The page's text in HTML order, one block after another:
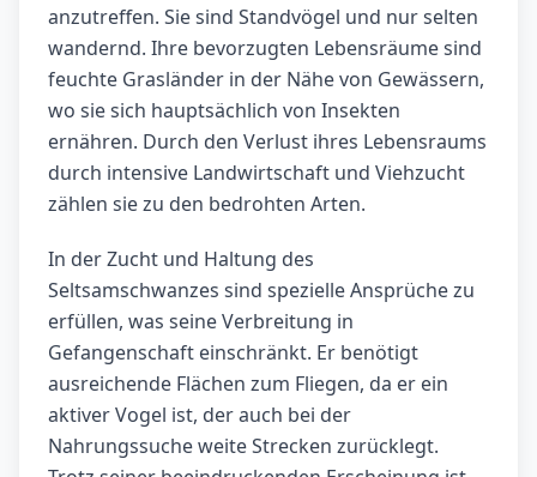
anzutreffen. Sie sind Standvögel und nur selten
wandernd. Ihre bevorzugten Lebensräume sind
feuchte Grasländer in der Nähe von Gewässern,
wo sie sich hauptsächlich von Insekten
ernähren. Durch den Verlust ihres Lebensraums
durch intensive Landwirtschaft und Viehzucht
zählen sie zu den bedrohten Arten.
In der Zucht und Haltung des
Seltsamschwanzes sind spezielle Ansprüche zu
erfüllen, was seine Verbreitung in
Gefangenschaft einschränkt. Er benötigt
ausreichende Flächen zum Fliegen, da er ein
aktiver Vogel ist, der auch bei der
Nahrungssuche weite Strecken zurücklegt.